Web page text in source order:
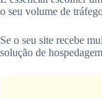
o seu volume de
Se o seu site recebe
solução de